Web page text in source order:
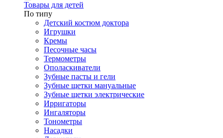
Товары для детей
По типу
Детский костюм доктора
Игрушки
Кремы
Песочные часы
Термометры
Ополаскиватели
Зубные пасты и гели
Зубные щетки мануальные
Зубные щетки электрические
Ирригаторы
Ингаляторы
Тонометры
Насадки